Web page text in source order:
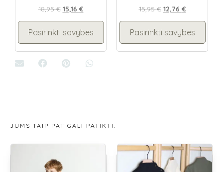
18,95€ 15,16 €
Pasirinkti savybes
15,95€ 12,76 €
Pasirinkti savybes
JUMS TAIP PAT GALI PATIKTI: